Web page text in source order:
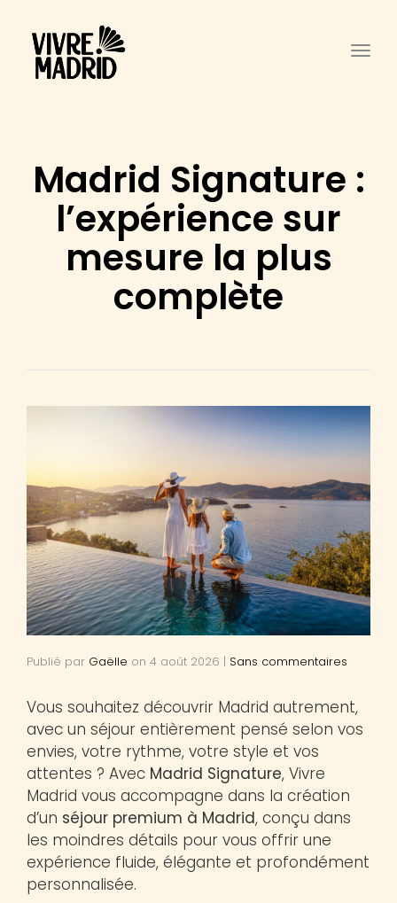
Madrid Signature :
l’expérience sur
mesure la plus
complète
Publié par Gaëlle on 4 août 2026 | Sans commentaires
Vous souhaitez découvrir Madrid autrement,
avec un séjour entièrement pensé selon vos
envies, votre rythme, votre style et vos
attentes ? Avec Madrid Signature, Vivre
Madrid vous accompagne dans la création
d’un séjour premium à Madrid, conçu dans
les moindres détails pour vous offrir une
expérience fluide, élégante et profondément
personnalisée.